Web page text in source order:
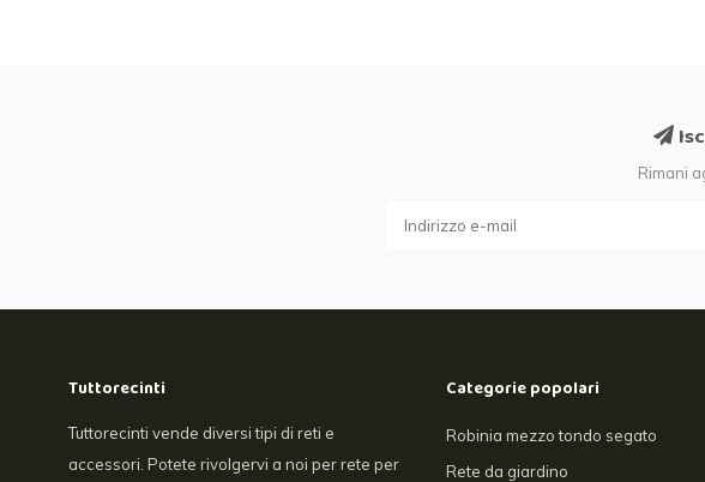
Rimani
Tuttorecinti
Tuttorecinti vende diversi tipi di reti e
accessori. Potete rivolgervi a noi per rete per
Categorie popolari
Robinia mezzo tondo segato
Rete da giardino